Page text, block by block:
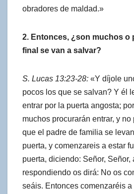
obradores de maldad.»
2. Entonces, ¿son muchos o
final se van a salvar?
S. Lucas 13:23-28: «Y díjole
pocos los que se salvan? Y él
entrar por la puerta angosta;
muchos procurarán entrar, y
que el padre de familia se
puerta, y comenzareis a estar
puerta, diciendo: Señor, Señor,
respondiendo os dirá: No os
seáis. Entonces comenzaréis